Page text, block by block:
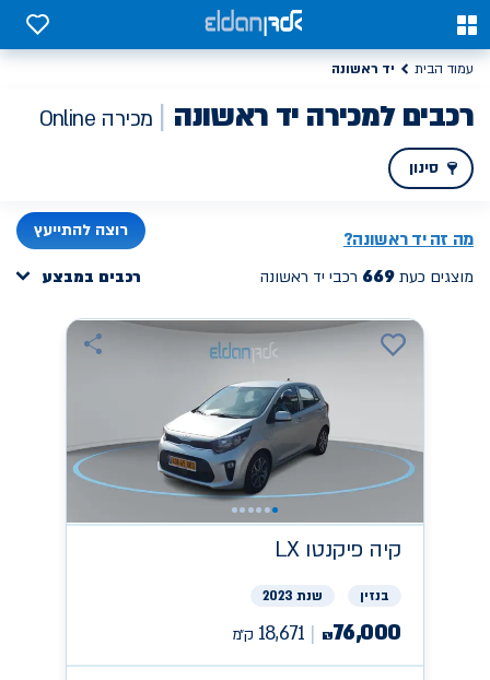
0
0
עמוד הבית יד ראשונה
רכבים למכירה יד ראשונה מכירה Online
סינון
מה זהיד ראשונה? רוצה להתייעץ
מוצגים כעת רכבי יד ראשונה רכבים במבצע
קיה פיקנטו LX
בנזין שנת 2023
₪76,000
18,671 ק״מ
רכבים למכירה יד ראשונה | אלדן מכירת רכב ONLINE